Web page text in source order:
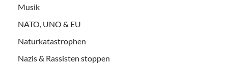
Musik
NATO, UNO & EU
Naturkatastrophen
Nazis & Rassisten stoppen